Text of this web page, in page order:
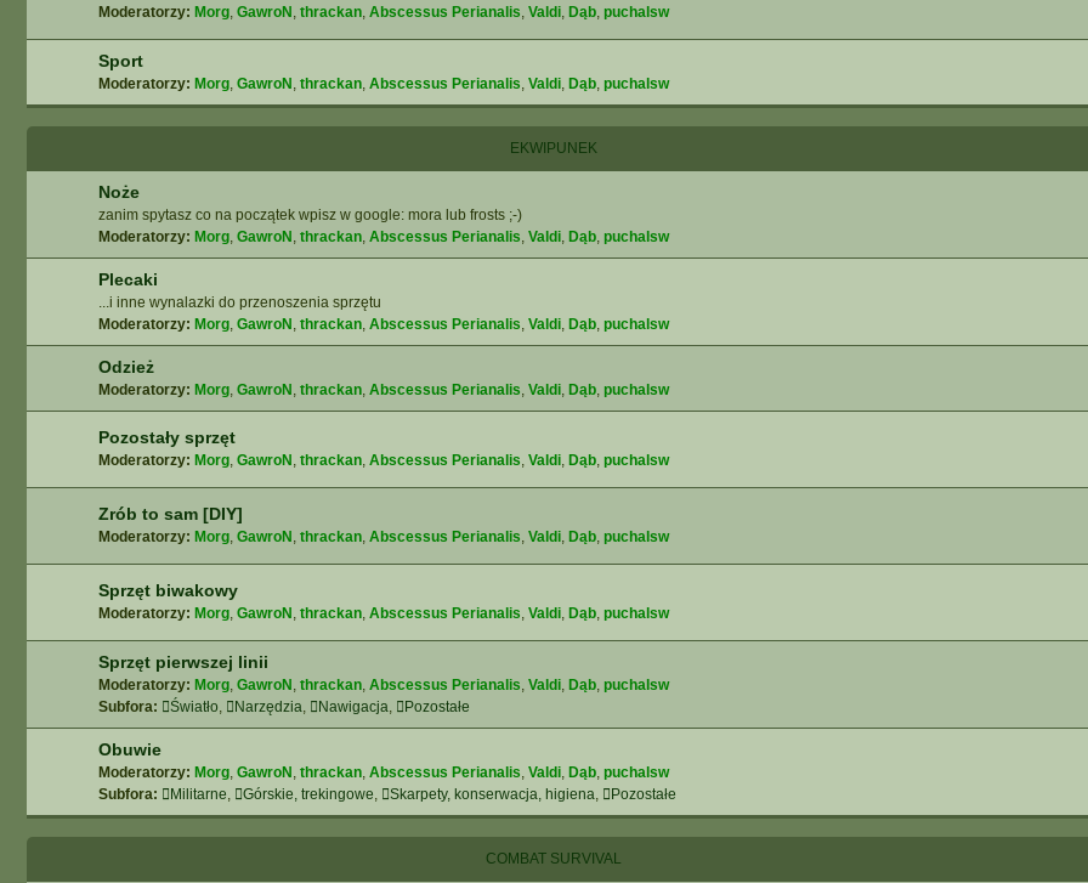
Moderatorzy: Morg, GawroN , thrackan, Abscessus Perianalis, Valdi, Dąb, puchalsw
Sport
Moderatorzy: Morg, GawroN , thrackan, Abscessus Perianalis, Valdi, Dąb, puchalsw
EKWIPUNEK
Noże
zanim spytasz co na początek wpisz w google: mora lub frosts ;-)
Moderatorzy: Morg, GawroN , thrackan, Abscessus Perianalis, Valdi, Dąb, puchalsw
Plecaki
...i inne wynalazki do przenoszenia sprzętu
Moderatorzy: Morg, GawroN , thrackan, Abscessus Perianalis, Valdi, Dąb, puchalsw
Odzież
Moderatorzy: Morg, GawroN , thrackan, Abscessus Perianalis, Valdi, Dąb, puchalsw
Pozostały sprzęt
Moderatorzy: Morg, GawroN , thrackan, Abscessus Perianalis, Valdi, Dąb, puchalsw
Zrób to sam [DIY]
Moderatorzy: Morg, GawroN , thrackan, Abscessus Perianalis, Valdi, Dąb, puchalsw
Sprzęt biwakowy
Moderatorzy: Morg, GawroN , thrackan, Abscessus Perianalis, Valdi, Dąb, puchalsw
Sprzęt pierwszej linii
Moderatorzy: Morg, GawroN , thrackan, Abscessus Perianalis, Valdi, Dąb, puchalsw
Subfora:
Światło, Narzędzia, Nawigacja, Pozostałe
Obuwie
Moderatorzy: Morg, GawroN , thrackan, Abscessus Perianalis, Valdi, Dąb, puchalsw
Subfora:
Militarne, Górskie, trekingowe, Skarpety, konserwacja, higiena, Pozostałe
COMBAT SURVIVAL